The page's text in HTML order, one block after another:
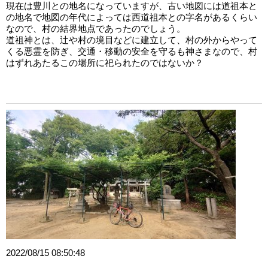
現在は豊川との地名になっていますが、古い地図には道祖本と
の地名で地図の年代によっては西道祖本との字名があるくらい
なので、村の結界地点であったのでしょう。
道祖神とは、辻や村の境目などに建立して、村の外からやって
くる悪霊を防ぎ、交通・移動の安全を守るも神さまなので、村
はずれあたるこの場所に祀られたのではないか？
2022/08/15 08:50:48